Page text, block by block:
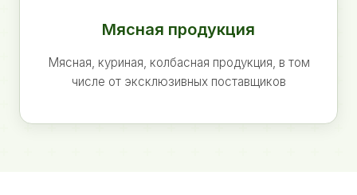
Мясная продукция
Мясная, куриная, колбасная продукция, в том
числе от эксклюзивных поставщиков